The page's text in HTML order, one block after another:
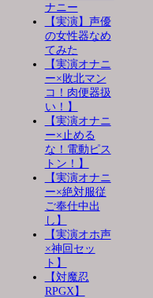
ナニー
【実演】声優
の女性器なめ
てみた
【実演オナニ
ー×敗北マン
コ！肉便器扱
い！】
【実演オナニ
ー×止める
な！電動ピス
トン！】
【実演オナニ
ー×絶対服従
ご奉仕中出
し】
【実演オホ声
×神回セッ
ト】
【対魔忍
RPGX】